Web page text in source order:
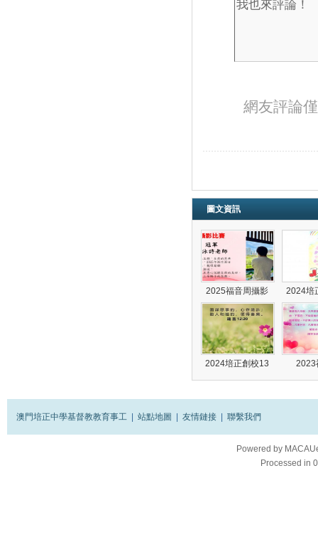
網友評論
圖文資訊
2025福音周攝影 2024培
2024培正創校13 2023
澳門培正中學基督教教育事工 | 站點地圖 | 友情鏈接 | 聯繫我們
Powered by
Processed in